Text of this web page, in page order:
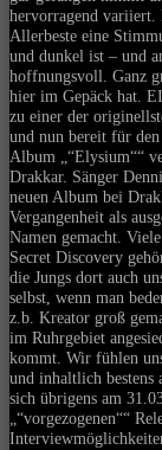
hervorragend variiert.
Allerbeste eine
und dunkel ist – und
hoffnungsvoll. Ganz
hier im Gepäck hat.
zu einer der
und nun bereit für
Album „“Elysium““
Drakkar. Sänger
neuen Album bei
Vergangenheit als
Namen gemacht.
Secret Discovery
die Jungs dort auch
selbst, wenn man
z.b. Kreator groß
im Ruhrgebiet
kommt. Wir fühlen
und inhaltlich bestens
sich übrigens am
„“vorgezogenen““